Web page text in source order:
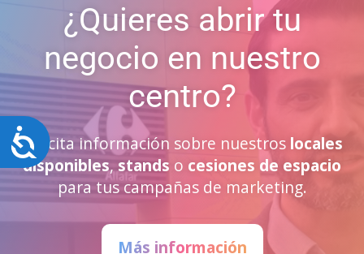
Accesibilidad
¿Quieres abrir tu
negocio en nuestro
centro?
Solicita información sobre nuestros locales
disponibles, stands o cesiones de espacio
para tus campañas de marketing.
Más información